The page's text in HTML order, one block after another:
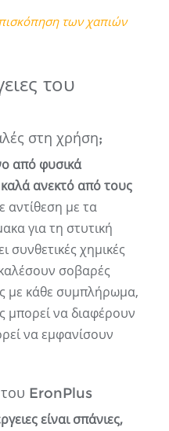
των χαπιών
του
στη χρήση;
από φυσικά
καλά ανεκτό από τους
αντίθεση με τα
για τη στυτική
συνθετικές χημικές
σοβαρές
με κάθε συμπλήρωμα,
μπορεί να διαφέρουν
να εμφανίσουν
του EronPlus
είναι σπάνιες,